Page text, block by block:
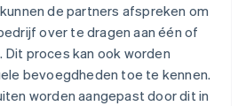
de partners afspreken om
over te dragen aan één of
proces kan ook worden
bevoegdheden toe te kennen.
worden aangepast door dit in